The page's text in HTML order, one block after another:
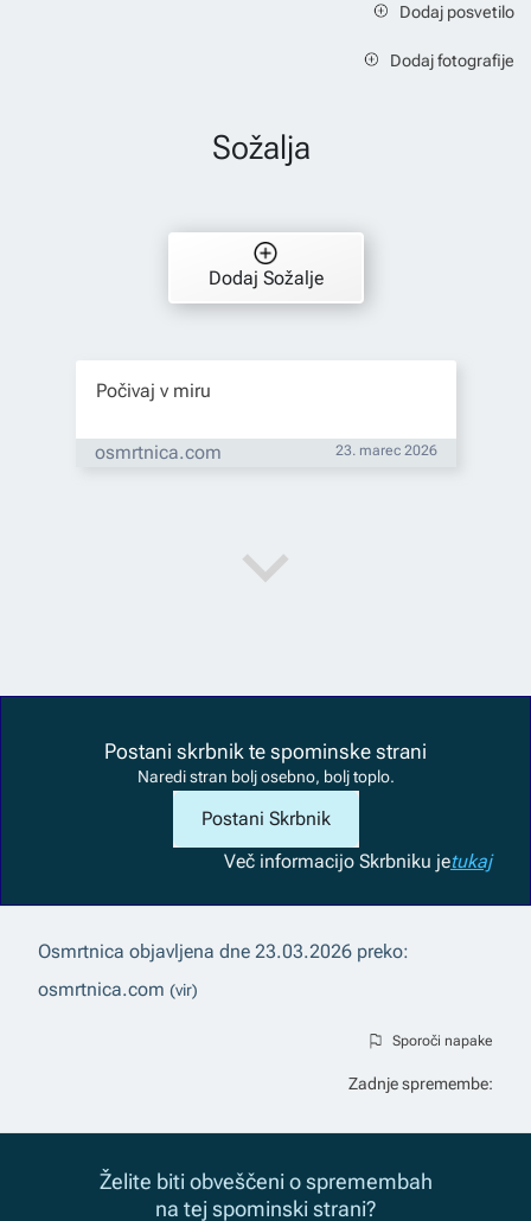
Dodaj posvetilo
Dodaj fotografije
Sožalja
Dodaj Sožalje
Počivaj v miru
osmrtnica.com 23. marec 2026
Postani skrbnik te spominske strani
Naredi stran bolj osebno, bolj toplo.
Postani Skrbnik
Več informacijo Skrbniku jetukaj
Osmrtnica objavljena dne 23.03.2026 preko:
osmrtnica.com (vir)
Sporoči napake
Zadnje spremembe:
Želite biti obveščeni o spremembah
na tej spominski strani?